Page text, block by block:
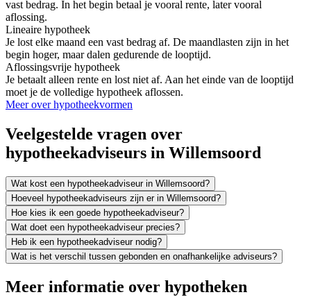
vast bedrag. In het begin betaal je vooral rente, later vooral
aflossing.
Lineaire hypotheek
Je lost elke maand een vast bedrag af. De maandlasten zijn in het
begin hoger, maar dalen gedurende de looptijd.
Aflossingsvrije hypotheek
Je betaalt alleen rente en lost niet af. Aan het einde van de looptijd
moet je de volledige hypotheek aflossen.
Meer over hypotheekvormen
Veelgestelde vragen over
hypotheekadviseurs in Willemsoord
Wat kost een hypotheekadviseur in Willemsoord?
Hoeveel hypotheekadviseurs zijn er in Willemsoord?
Hoe kies ik een goede hypotheekadviseur?
Wat doet een hypotheekadviseur precies?
Heb ik een hypotheekadviseur nodig?
Wat is het verschil tussen gebonden en onafhankelijke adviseurs?
Meer informatie over hypotheken